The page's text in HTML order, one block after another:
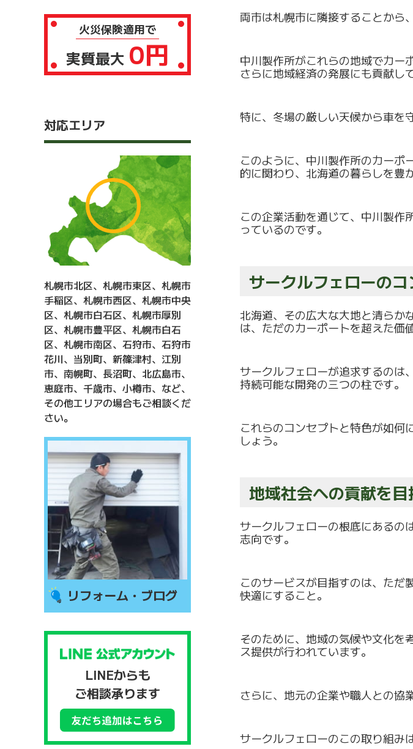
火災保険適用で
実質最大 0円
対応エリア
札幌市北区、札幌市東区、札幌市
手稲区、札幌市西区、札幌市中央
区、札幌市白石区、札幌市厚別
区、札幌市豊平区、札幌市白石
区、札幌市南区、石狩市、石狩市
花川、当別町、新篠津村、江別
市、南幌町、長沼町、北広島市、
恵庭市、千歳市、小樽市、など、
その他エリアの場合もご相談くだ
さい。
リフォーム・ブログ
LINEからも
ご相談承ります
両市は札幌市に隣接することから、
中川製作所がこれらの地域でカー
さらに地域経済の発展にも貢献し
特に、冬場の厳しい天候から車を
このように、中川製作所のカーポ
的に関わり、 北海道の暮らしを豊
この企業活動を通じて、中川製作
っているのです。
サークルフェローの
北海道、その広大な大地と清らか
は、 ただのカーポートを超えた価
サークルフェローが追求するのは
持続可能な開発の三つの柱です。
これらのコンセプトと特色が如何
しょう。
地域社会への貢献を
サークルフェローの根底にあるのは
志向です。
このサービスが目指すのは、ただ
快適にすること。
そのために、地域の気候や文化を
ス提供が行われています。
さらに、 地元の企業や職人との協
サークルフェローのこの取り組みは